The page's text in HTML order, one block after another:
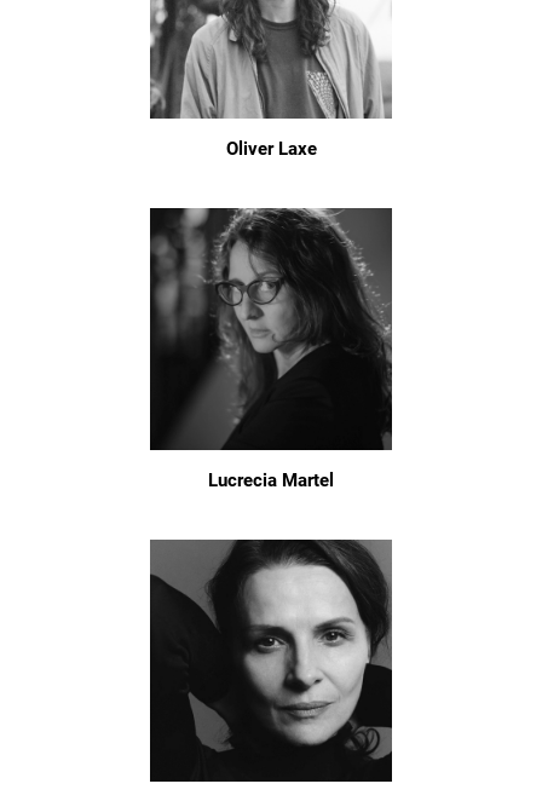
Oliver Laxe
Lucrecia Martel